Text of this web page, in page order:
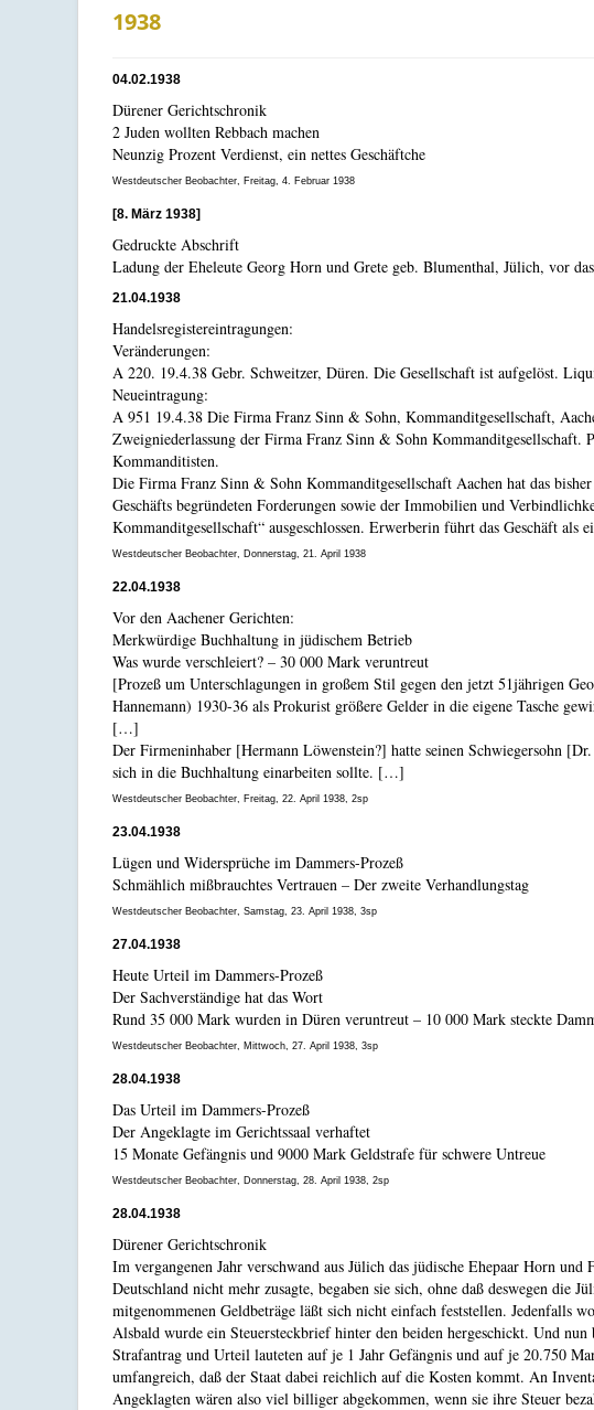
1938
04.02.1938
Dürener Gerichtschronik
2 Juden wollten Rebbach machen
Neunzig Prozent Verdienst, ein nettes Geschäftche
Westdeutscher Beobachter, Freitag, 4. Februar 1938
[8. März 1938]
Gedruckte Abschrift
Ladung der Eheleute Georg Horn und Grete geb. Blumenthal, Jülich, vor
21.04.1938
Handelsregistereintragungen:
Veränderungen:
A 220. 19.4.38 Gebr. Schweitzer, Düren. Die Gesellschaft ist aufgelöst.
Neueintragung:
A 951 19.4.38 Die Firma Franz Sinn & Sohn, Kommanditgesellschaft,
Zweigniederlassung der Firma Franz Sinn & Sohn Kommanditgesellschaft.
Kommanditisten.
Die Firma Franz Sinn & Sohn Kommanditgesellschaft Aachen hat das
Geschäfts begründeten Forderungen sowie der Immobilien und
Kommanditgesellschaft“ ausgeschlossen. Erwerberin führt das Geschäft als
Westdeutscher Beobachter, Donnerstag, 21. April 1938
22.04.1938
Vor den Aachener Gerichten:
Merkwürdige Buchhaltung in jüdischem Betrieb
Was wurde verschleiert? – 30 000 Mark veruntreut
[Prozeß um Unterschlagungen in großem Stil gegen den jetzt 51jährigen
Hannemann) 1930-36 als Prokurist größere Gelder in die eigene Tasche
[…]
Der Firmeninhaber [Hermann Löwenstein?] hatte seinen Schwiegersohn
sich in die Buchhaltung einarbeiten sollte. […]
Westdeutscher Beobachter, Freitag, 22. April 1938, 2sp
23.04.1938
Lügen und Widersprüche im Dammers-Prozeß
Schmählich mißbrauchtes Vertrauen – Der zweite Verhandlungstag
Westdeutscher Beobachter, Samstag, 23. April 1938, 3sp
27.04.1938
Heute Urteil im Dammers-Prozeß
Der Sachverständige hat das Wort
Rund 35 000 Mark wurden in Düren veruntreut – 10 000 Mark steckte
Westdeutscher Beobachter, Mittwoch, 27. April 1938, 3sp
28.04.1938
Das Urteil im Dammers-Prozeß
Der Angeklagte im Gerichtssaal verhaftet
15 Monate Gefängnis und 9000 Mark Geldstrafe für schwere Untreue
Westdeutscher Beobachter, Donnerstag, 28. April 1938, 2sp
28.04.1938
Dürener Gerichtschronik
Im vergangenen Jahr verschwand aus Jülich das jüdische Ehepaar Horn
Deutschland nicht mehr zusagte, begaben sie sich, ohne daß deswegen die
mitgenommenen Geldbeträge läßt sich nicht einfach feststellen. Jedenfalls
Alsbald wurde ein Steuersteckbrief hinter den beiden hergeschickt. Und
Strafantrag und Urteil lauteten auf je 1 Jahr Gefängnis und auf je 20.750
umfangreich, daß der Staat dabei reichlich auf die Kosten kommt. An
Angeklagten wären also viel billiger abgekommen, wenn sie ihre Steuer